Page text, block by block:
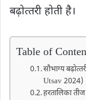
बढ़ोत्‍तरी होती है।
Table of
सौभाग्य
Utsav 2024)
हरतालिका